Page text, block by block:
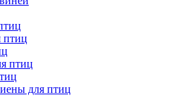
птиц
птиц
для птиц